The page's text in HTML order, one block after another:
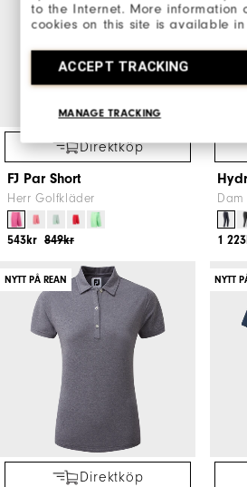
to the Internet. More information
cookies on this site is available in
ACCEPT TRACKING
MANAGE TRACKING
Direktköp
FJ Par Short
Herr Golfkläder
849kr
543kr 1
NYTT PÅ REAN
Direktköp
NYTT